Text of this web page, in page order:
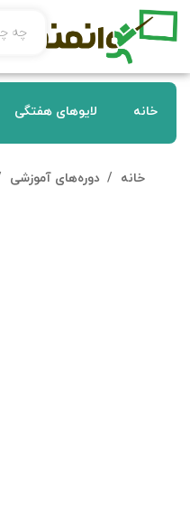
خانه لایوهای هفتگی
خانه دوره‌های آموزشی